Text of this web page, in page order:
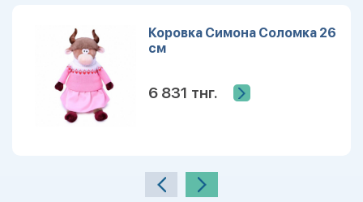
Коровка Симона Соломка 26
см
6 831 тнг.